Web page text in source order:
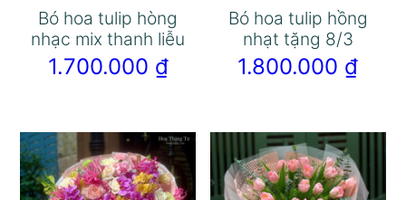
Bó hoa tulip hòng
nhạc mix thanh liễu
1.700.000 ₫
Bó hoa tulip hồng
nhạt tặng 8/3
1.800.000 ₫